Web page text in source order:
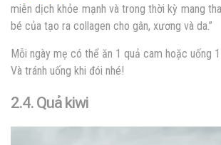
miễn dịch khỏe mạnh và trong thời kỳ mang
bé của tạo ra collagen cho gân, xương và da.”
Mỗi ngày mẹ có thể ăn 1 quả cam hoặc uống
Và tránh uống khi đói nhé!
2.4. Quả kiwi